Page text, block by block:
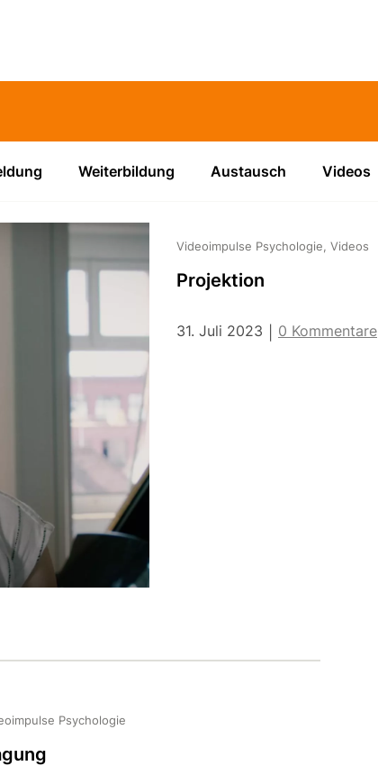
Weiterbildung Austausch Videos
Videoimpulse Psychologie, Videos
Projektion
31. Juli 2023 0 Kommentare
Psychologie